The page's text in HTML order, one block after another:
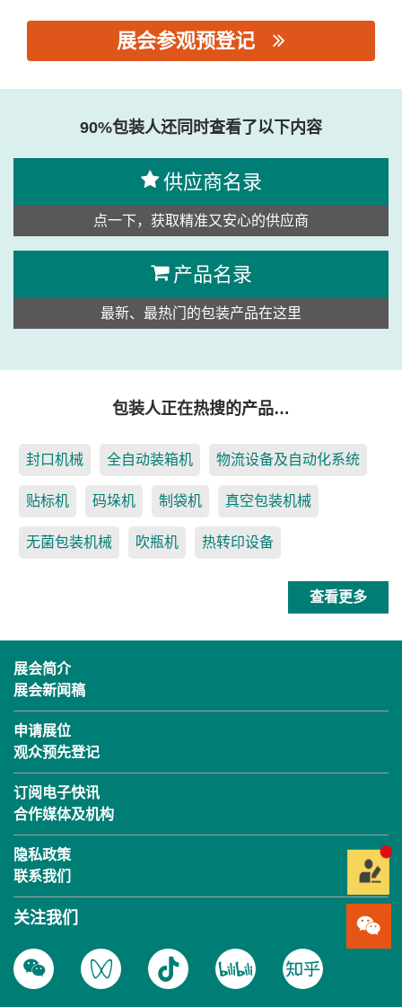
展会参观预登记
90%包装人还同时查看了以下内容
供应商名录
点一下，获取精准又安心的供应商
产品名录
最新、最热门的包装产品在这里
包装人正在热搜的产品…
封口机械 全自动装箱机 物流设备及自动化系统
贴标机 码垛机 制袋机 真空包装机械
无菌包装机械 吹瓶机 热转印设备
查看更多
展会简介
展会新闻稿
申请展位
观众预先登记
订阅电子快讯
合作媒体及机构
隐私政策
联系我们
关注我们